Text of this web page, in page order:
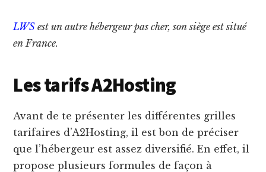
LWS est un autre hébergeur pas cher, son siège est situé
en France.
Les tarifs A2Hosting
Avant de te présenter les différentes grilles
tarifaires d’A2Hosting, il est bon de préciser
que l’hébergeur est assez diversifié. En effet, il
propose plusieurs formules de façon à